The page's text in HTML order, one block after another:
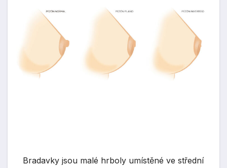
Bradavky jsou malé hrboly umístěné ve střední